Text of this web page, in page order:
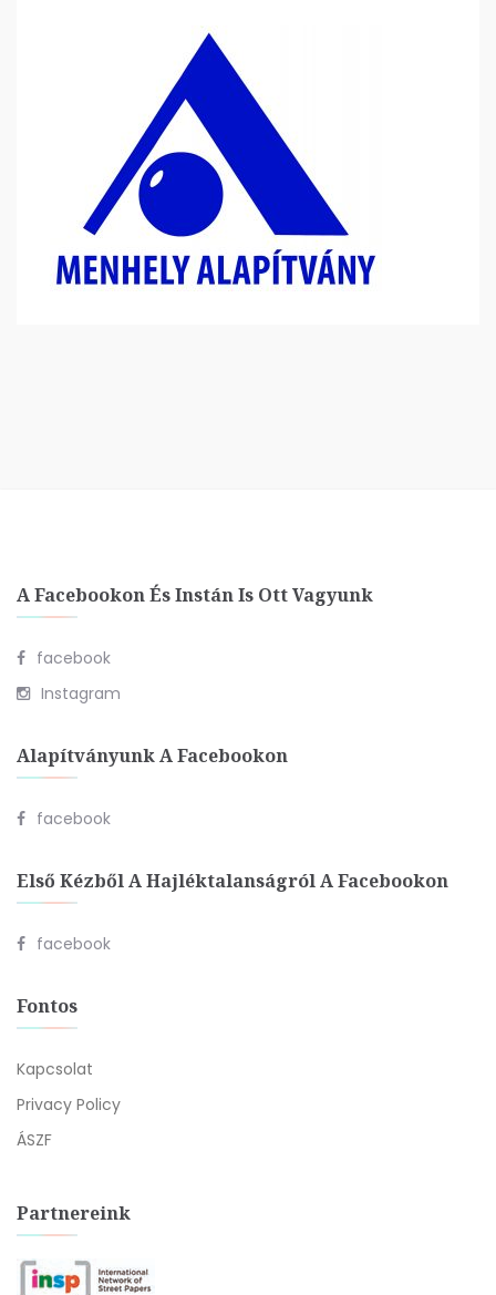
A Facebookon És Instán Is Ott Vagyunk
facebook
Instagram
Alapítványunk A Facebookon
facebook
Első Kézből A Hajléktalanságról A Facebookon
facebook
Fontos
Kapcsolat
Privacy Policy
ÁSZF
Partnereink